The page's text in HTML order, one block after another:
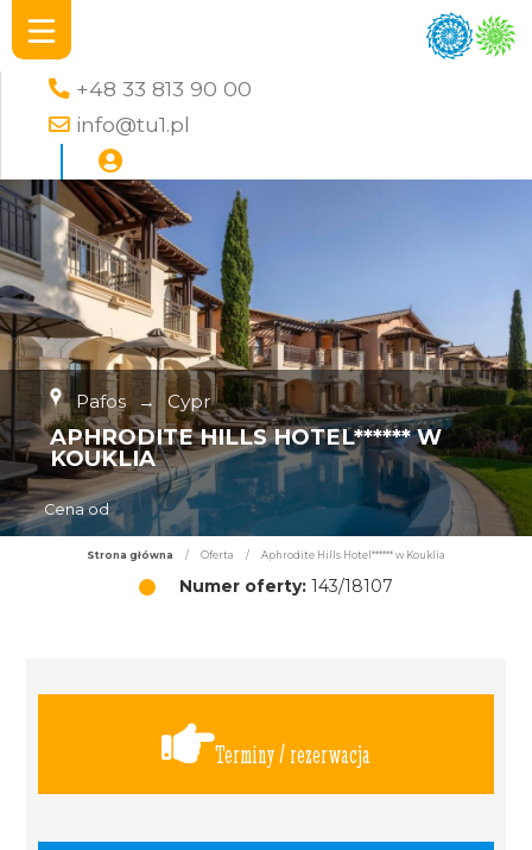
+48 33 813 90 00
info@tu1.pl
Pafos → Cypr
APHRODITE HILLS HOTEL****** W
KOUKLIA
Cena od
Strona główna / Oferta / Aphrodite Hills Hotel****** w Kouklia
Numer oferty: 143/18107
Terminy / rezerwacja